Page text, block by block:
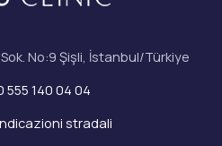
No:9 Şişli, İstanbul/Türkiye
555 140 04 04
stradali